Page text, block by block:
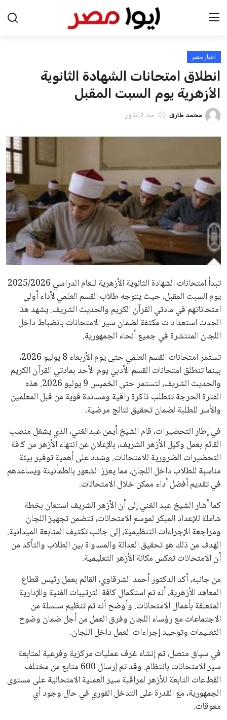
الرئيسية
اخبار مصر
عرب وعالم
اقتصاد
اخبار الرياضة
منوعات
فن وثقافة
علوم وتكنولوجيا
المرأة والجمال
حوادث
محافظات
اخبار مصر
انطلاق امتحانات الشهادة الثانوية
الأزهرية يوم السبت المقبل
محمد طارق منذ 2 أشهر
تبدأ امتحانات الشهادة الثانوية الأزهرية للعام الدراسي 2025/2026
يوم السبت المقبل، حيث يتوجه طلاب القسم العلمي لأداء أولى
امتحاناتهم في مادتي القرآن الكريم والحديث الشريف. يشهد هذا
الحدث استعدادات مكثفة لضمان سير الامتحانات بانضباط داخل
اللجان المنتشرة في جميع أنحاء الجمهورية.
تستمر امتحانات القسم العلمي حتى يوم الأربعاء 8 يوليو 2026،
بينما تنطلق امتحانات القسم الأدبي يوم الأحد بمادتي القرآن الكريم
والحديث الشريف، لتستمر حتى الخميس 9 يوليو 2026. هذه
الفترة الحرجة تتطلب ذاكرة راقية ومساندة قوية من قبل المعلمين
والأسر للطلبة لضمان تحقيق نتائج مرضية.
في إطار التحضيرات، قام الشيخ أيمن عبدالغني، الذي يشغل منصب
القائم بعمل وكيل الأزهر الشريف، بالإعلان عن انتهاء الأزهر من كافة
التحضيرات الضرورية للامتحانات. وشدد على أهمية توفير بيئة
مناسبة للطلاب داخل اللجان، مما يعزز الشعور بالطمأنينة ويساعدهم
في تقديم أفضل أداء ممكن خلال الامتحانات.
كما أشار الشيخ عبد الغني إلى أن الأزهر الشريف استعان بخطة
شاملة للإعداد المبكر لموسم الامتحانات، تتضمن تجهيز اللجان
ومراجعة الإجراءات التنظيمية، إلى جانب تكثيف المتابعة الميدانية.
الهدف من ذلك هو تحقيق العدالة والمساواة بين الطلاب والتأكد من
أن الامتحانات تعكس مكانة الأزهر التعليمية.
من جانبه، أكد الدكتور أحمد الشرقاوي، القائم بعمل رئيس قطاع
المعاهد الأزهرية، أنه تم استكمال كافة الترتيبات الفنية والإدارية
المتعلقة بأعمال الامتحانات. وأوضح أنه تم تنظيم سلسلة من
الاجتماعات مع رؤساء اللجان وفرق العمل من أجل ضمان وضوح
التعليمات وتوحيد إجراءات العمل داخل اللجان.
في سياق متصل، تم إنشاء غرف عمليات مركزية وفرعية لمتابعة
سير الامتحانات بانتظام. وقد تم إرسال 600 متابع من مختلف
القطاعات التابعة للأزهر لمراقبة سير العملية الامتحانية على مستوى
الجمهورية، مع القدرة على التدخل الفوري في حال وجود أي
معوقات.